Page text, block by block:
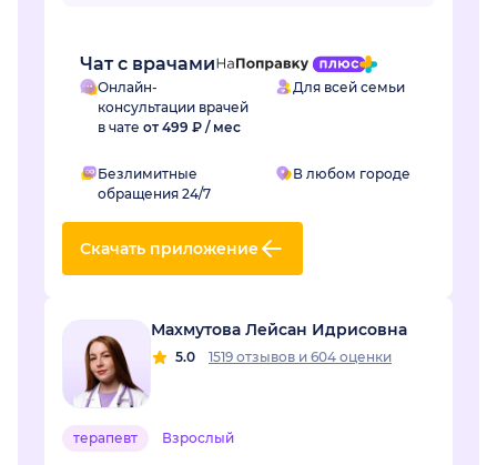
Чат с врачами
Онлайн-
консультации врачей
в чате от 499 ₽ / мес
Для всей семьи
Безлимитные
обращения 24/7
В любом городе
Скачать приложение
Махмутова Лейсан Идрисовна
5.0 1519 отзывов и 604 оценки
терапевт Взрослый